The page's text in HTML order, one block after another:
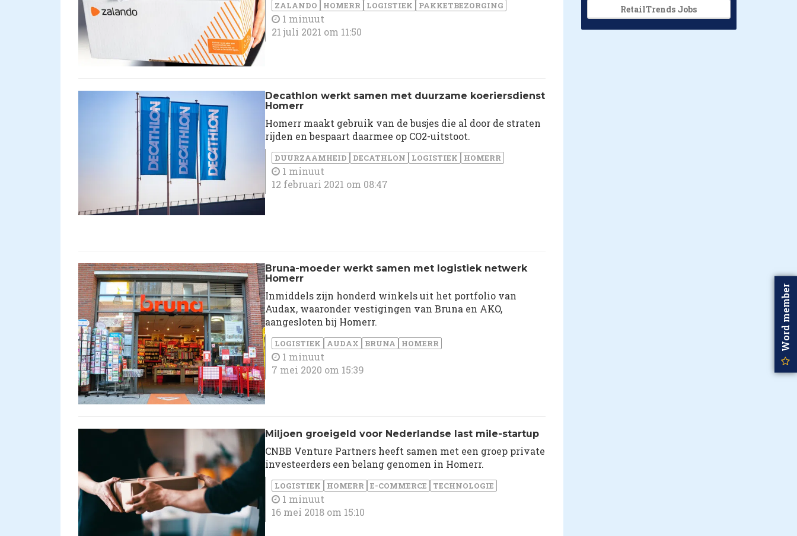
ZALANDO HOMERR LOGISTIEK PAKKETBEZORGING
1 minuut
21 juli 2021 om 11:50
Decathlon werkt samen met duurzame koeriersdienst
Homerr
Homerr maakt gebruik van de busjes die al door de straten
rijden en bespaart daarmee op CO2-uitstoot.
DUURZAAMHEID DECATHLON LOGISTIEK HOMERR
1 minuut
12 februari 2021 om 08:47
Bruna-moeder werkt samen met logistiek netwerk
Homerr
Inmiddels zijn honderd winkels uit het portfolio van
Audax, waaronder vestigingen van Bruna en AKO,
aangesloten bij Homerr.
LOGISTIEK AUDAX BRUNA HOMERR
1 minuut
7 mei 2020 om 15:39
Miljoen groeigeld voor Nederlandse last mile-startup
CNBB Venture Partners heeft samen met een groep private
investeerders een belang genomen in Homerr.
LOGISTIEK HOMERR E-COMMERCE TECHNOLOGIE
1 minuut
16 mei 2018 om 15:10
RetailTrends Jobs
Word member